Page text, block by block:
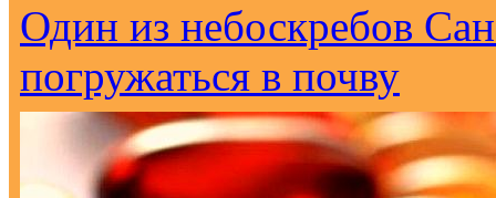
Один из небоскребов
погружаться в почву